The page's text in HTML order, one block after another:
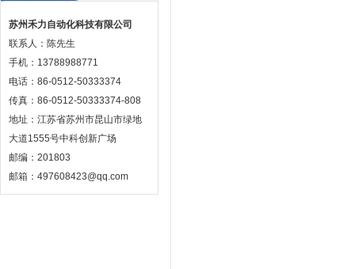
苏州禾力自动化科技有限公司
联系人：陈先生
手机：13788988771
电话：86-0512-50333374
传真：86-0512-50333374-808
地址：江苏省苏州市昆山市绿地
大道1555号中科创新广场
邮编：201803
邮箱：497608423@qq.com